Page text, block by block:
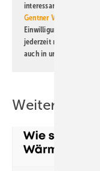
interessante Verlags-
Gentner Verlag GmbH &
Einwilligung kann ich
jederzeit möglich.
auch in unserer
Weitere